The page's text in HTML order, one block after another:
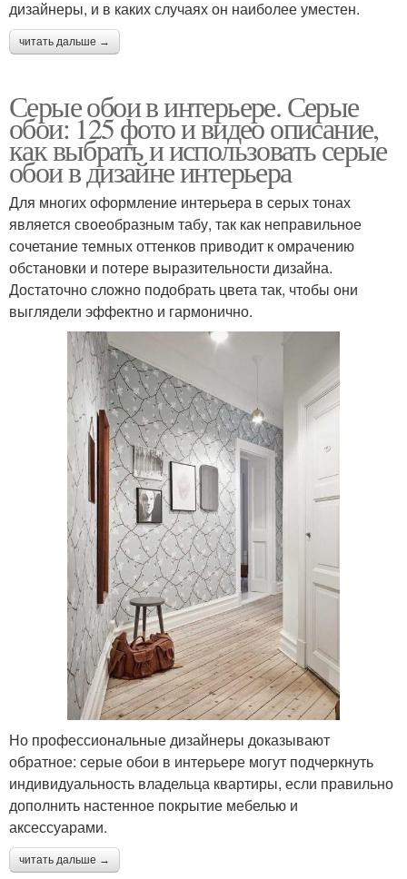
дизайнеры, и в каких случаях он наиболее уместен.
читать дальше →
Серые обои в интерьере. Серые
обои: 125 фото и видео описание,
как выбрать и использовать серые
обои в дизайне интерьера
Для многих оформление интерьера в серых тонах
является своеобразным табу, так как неправильное
сочетание темных оттенков приводит к омрачению
обстановки и потере выразительности дизайна.
Достаточно сложно подобрать цвета так, чтобы они
выглядели эффектно и гармонично.
Но профессиональные дизайнеры доказывают
обратное: серые обои в интерьере могут подчеркнуть
индивидуальность владельца квартиры, если правильно
дополнить настенное покрытие мебелью и
аксессуарами.
читать дальше →